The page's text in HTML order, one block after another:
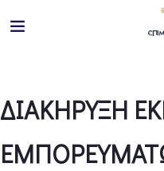
ΔΙΑΚΗΡΥΞΗ